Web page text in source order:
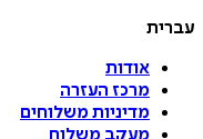
עברית
אודות
מרכז העזרה
מדיניות משלוחים